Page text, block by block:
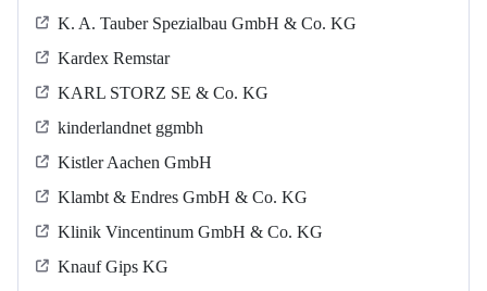
K. A. Tauber Spezialbau GmbH & Co. KG
Kardex Remstar
KARL STORZ SE & Co. KG
kinderlandnet ggmbh
Kistler Aachen GmbH
Klambt & Endres GmbH & Co. KG
Klinik Vincentinum GmbH & Co. KG
Knauf Gips KG